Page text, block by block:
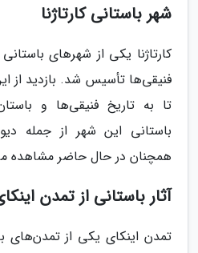
شهر باستانی کارتاژنا
کارتاژنا یکی از شهرهای
فنیقی‌ها تأسیس شد. بازدید از
تا به تاریخ فنیقی‌ها و
باستانی این شهر از جمله
همچنان در حال حاضر مشاهده
آثار باستانی از تمدن
تمدن اینکای یکی از تمدن‌های